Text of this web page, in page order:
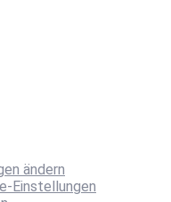
ändern
Einstellungen